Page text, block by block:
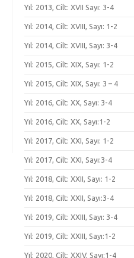
Yıl: 2013, Cilt: XVII Sayı: 3-4
Yıl: 2014, Cilt: XVIII, Sayı: 1-2
Yıl: 2014, Cilt: XVIII, Sayı: 3-4
Yıl: 2015, Cilt: XIX, Sayı: 1-2
Yıl: 2015, Cilt: XIX, Sayı: 3 – 4
Yıl: 2016, Cilt: XX, Sayı: 3-4
Yıl: 2016, Cilt: XX, Sayı:1-2
Yıl: 2017, Cilt: XXI, Sayı: 1-2
Yıl: 2017, Cilt: XXI, Sayı:3-4
Yıl: 2018, Cilt: XXII, Sayı: 1-2
Yıl: 2018, Cilt: XXII, Sayı:3-4
Yıl: 2019, Cilt: XXIII, Sayı: 3-4
Yıl: 2019, Cilt: XXIII, Sayı:1-2
Yıl: 2020, Cilt: XXIV, Sayı:1-4